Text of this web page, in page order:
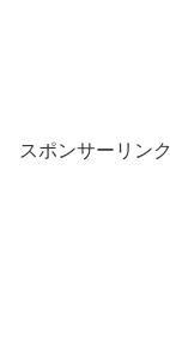
スポンサーリンク